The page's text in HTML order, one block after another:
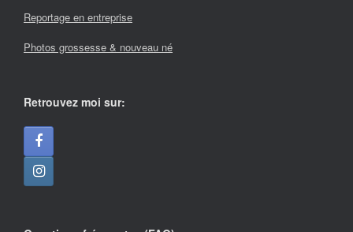
Reportage en entreprise
Photos grossesse & nouveau né
Retrouvez moi sur: